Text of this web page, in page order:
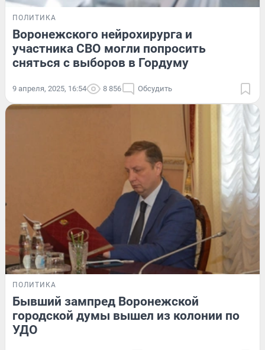
ПОЛИТИКА
Воронежского нейрохирурга и
участника СВО могли попросить
сняться с выборов в Гордуму
9 апреля, 2025, 16:54 8 856 Обсудить
ПОЛИТИКА
Бывший зампред Воронежской
городской думы вышел из колонии по
УДО